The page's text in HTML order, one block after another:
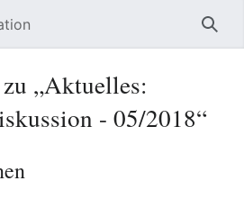
„Aktuelles:
- 05/2018“